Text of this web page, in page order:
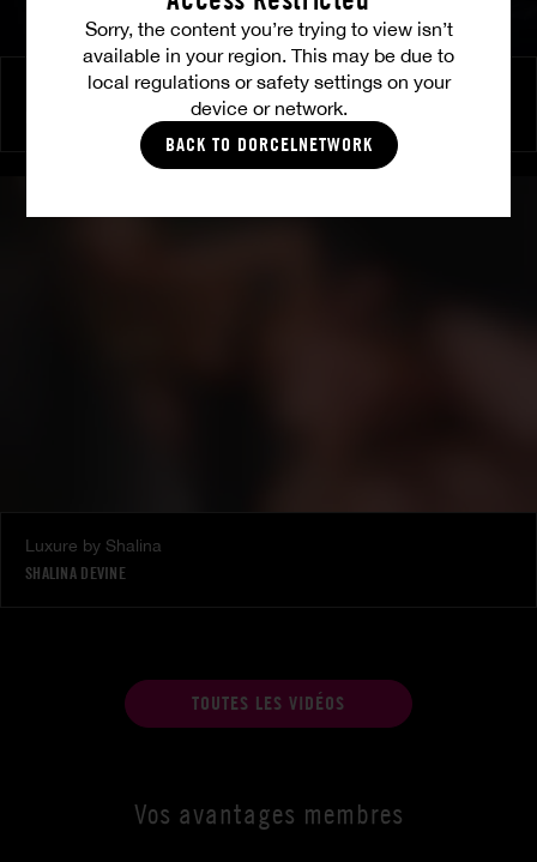
Sorry, the content you’re trying to view isn’t
available in your region. This may be due to
local regulations or safety settings on your
device or network.
BACK TO DORCELNETWORK
Moments sensuels avec Candee et Nata
CANDIE LUCIANI
Luxure by Shalina
SHALINA DEVINE
TOUTES LES VIDÉOS
Vos avantages membres